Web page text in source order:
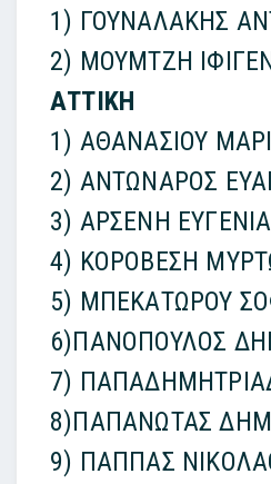
1) ΓΟΥΝΑΛΑΚΗΣ
2) ΜΟΥΜΤΖΗ
ΑΤΤΙΚΗ
1) ΑΘΑΝΑΣΙΟΥ
2) ΑΝΤΩΝΑΡΟΣ
3) ΑΡΣΕΝΗ
4) ΚΟΡΟΒΕΣΗ
5) ΜΠΕΚΑΤΩΡΟΥ
6)ΠΑΝΟΠΟΥΛΟΣ
7)
8)ΠΑΠΑΝΩΤΑΣ
9) ΠΑΠΠΑΣ